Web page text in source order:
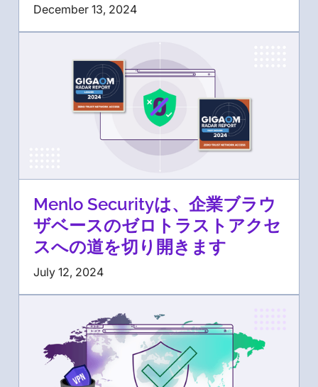
December 13, 2024
Menlo Securityは、企業ブラウ
ザベースのゼロトラストアクセ
スへの道を切り開きます
July 12, 2024